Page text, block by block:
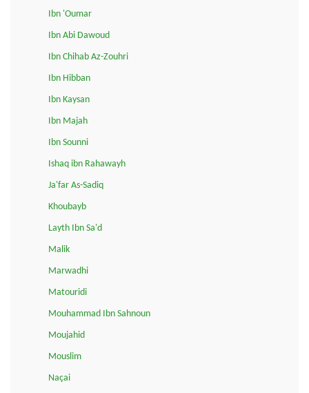
Ibn 'Oumar
Ibn Abi Dawoud
Ibn Chihab Az-Zouhri
Ibn Hibban
Ibn Kaysan
Ibn Majah
Ibn Sounni
Ishaq ibn Rahawayh
Ja'far As-Sadiq
Khoubayb
Layth Ibn Sa'd
Malik
Marwadhi
Matouridi
Mouhammad Ibn Sahnoun
Moujahid
Mouslim
Naçai